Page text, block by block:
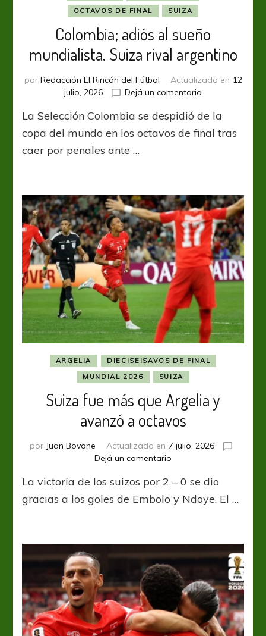
por
Inglaterra
OCTAVOS DE FINAL
SUIZA
Colombia; adiós al sueño
mundialista. Suiza rival argentino
por Redacción El Rincón del Fútbol Actualizado en 12
julio, 2026
Dejá un comentario
adiós
al
La Selección Colombia se despidió de la
copa del mundo en los octavos de final tras
caer por penales ante …
ARGELIA
DIECISEISAVOS DE FINAL
MUNDIAL 2026
SUIZA
Suiza fue más que Argelia y
avanzó a octavos
por Juan Bovone Actualizado en 7 julio, 2026
Dejá un comentario
fue
más
que
avanzó
a
octavos
La victoria de los suizos por 2 – 0 se dio
gracias a los goles de Embolo y Ndoye. El …